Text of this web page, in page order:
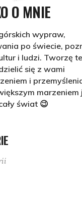
O MNIE
wypraw,
po świecie,
i ludzi. Tworzę
się z wami
i
marzeniem
świat 😉